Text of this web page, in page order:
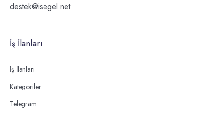
destek@isegel.net
İş İlanları
İş İlanları
Kategoriler
Telegram